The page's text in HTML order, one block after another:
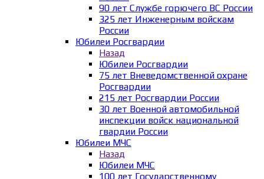
90 лет Службе горючего ВС России
325 лет Инженерным войскам
России
Юбилеи Росгвардии
Назад
Юбилеи Росгвардии
75 лет Вневедомственной охране
Росгвардии
215 лет Росгвардии России
30 лет Военной автомобильной
инспекции войск национальной
гвардии России
Юбилеи МЧС
Назад
Юбилеи МЧС
100 лет Государственному